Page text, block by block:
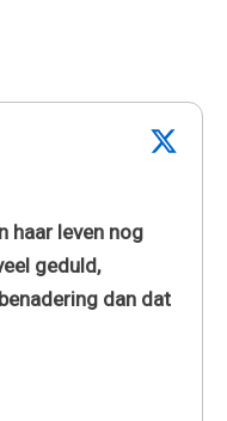
haar leven nog
geduld,
dan dat